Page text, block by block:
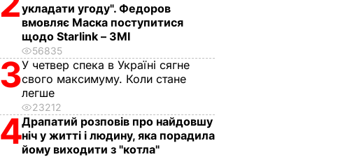
укладати угоду". Федоров
вмовляє Маска поступитися
щодо Starlink – ЗМІ
56835
3У четвер спека в Україні сягне
свого максимуму. Коли стане
легше
23212
4Драпатий розповів про найдовшу
ніч у житті і людину, яка порадила
йому виходити з "котла"